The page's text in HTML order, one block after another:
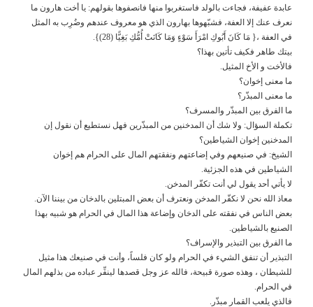
عابدة عفيفة، فجاءت بالولد فاستغربوا منها فانصفوها بقولهم: يا أخت هارون ما
نعرف عنك إلا العفة، فشبّهوها بهارون الذي هو معروف عندهم وضُرِب به المثل
في العفة ،{ مَا كَانَ أَبُوكِ امْرَأَ سَوْءٍ وَمَا كَانَتْ أُمُّكِ بَغِيًّا (28)}.
بيتك طاهر فكيف تأتين بهذا؟
فالأخت و الأخ المثيل.
ما معنى إخوان؟
ما معنى المبذّر؟
ما الفرق بين المبذّر والمسرف؟
تكملة السؤال: ولا شك أن المدخنين من المبذّرين فهل نستطيع أن نقول إن
المدخنين إخوان الشياطين؟
الشيخ: في صنيعهم وفي إضاعتهم ونفقتهم المال على الحرام هم إخوان
الشياطين في هذه الجزئية.
لا يأتي أحد يقول لي أنت تكفّر المدخن.
معاذ الله نحن لا نكفّر المدخن ونعترف أن بعض المبتلين بالدخان من بيننا الآن.
بعض الناس في نفقته على الدخان وإضاعة هذا المال في الحرام هو شبيه بهذا
الصنيع بالشياطين.
ما الفرق بين التبذير والإسراف؟
التبذير أن تنفق الشيء في الحرام ولو كان فلساً، وأنت في صنيعك هذا مثيل
للشيطان ، وهذه صورة قبيحة، فالله عز وجل قصدها لينفِّر عباده من بذلهم المال
في الحرام.
فالذي يلعب القمار مبذّر.